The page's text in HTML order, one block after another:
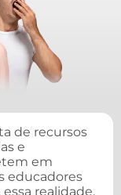
de recursos
e
em
educadores
realidade.